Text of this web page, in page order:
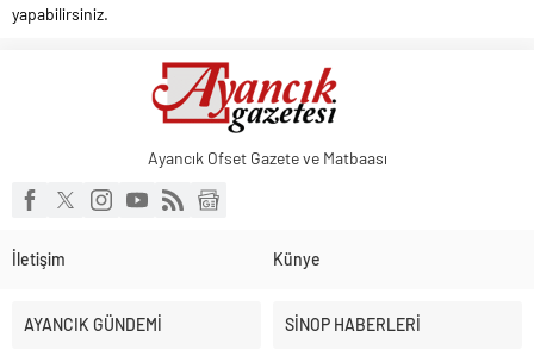
yapabilirsiniz.
Ayancık Ofset Gazete ve Matbaası
İletişim Künye
AYANCIK GÜNDEMİ SİNOP HABERLERİ